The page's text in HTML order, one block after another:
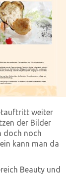
weiter
der Bilder
doch noch
kann man da
Beauty und